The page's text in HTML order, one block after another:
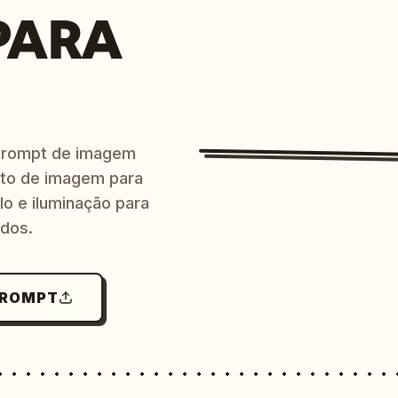
de imagem
de imagem para
e iluminação para